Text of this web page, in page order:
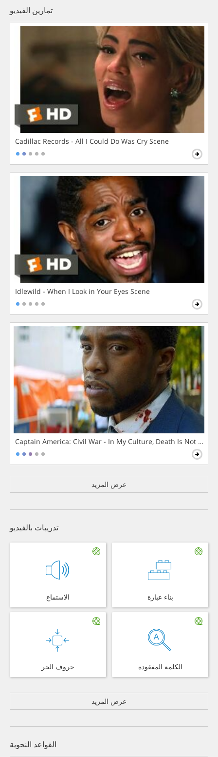
تمارين الفيديو
Cadillac Records - All I Could Do Was Cry Scene
Idlewild - When I Look in Your Eyes Scene
Captain America: Civil War - In My Culture, Death Is Not The
عرض المزيد
تدريبات بالفيديو
الاستماع بناء عبارة
حروف الجر الكلمة المفقودة
عرض المزيد
القواعد النحوية